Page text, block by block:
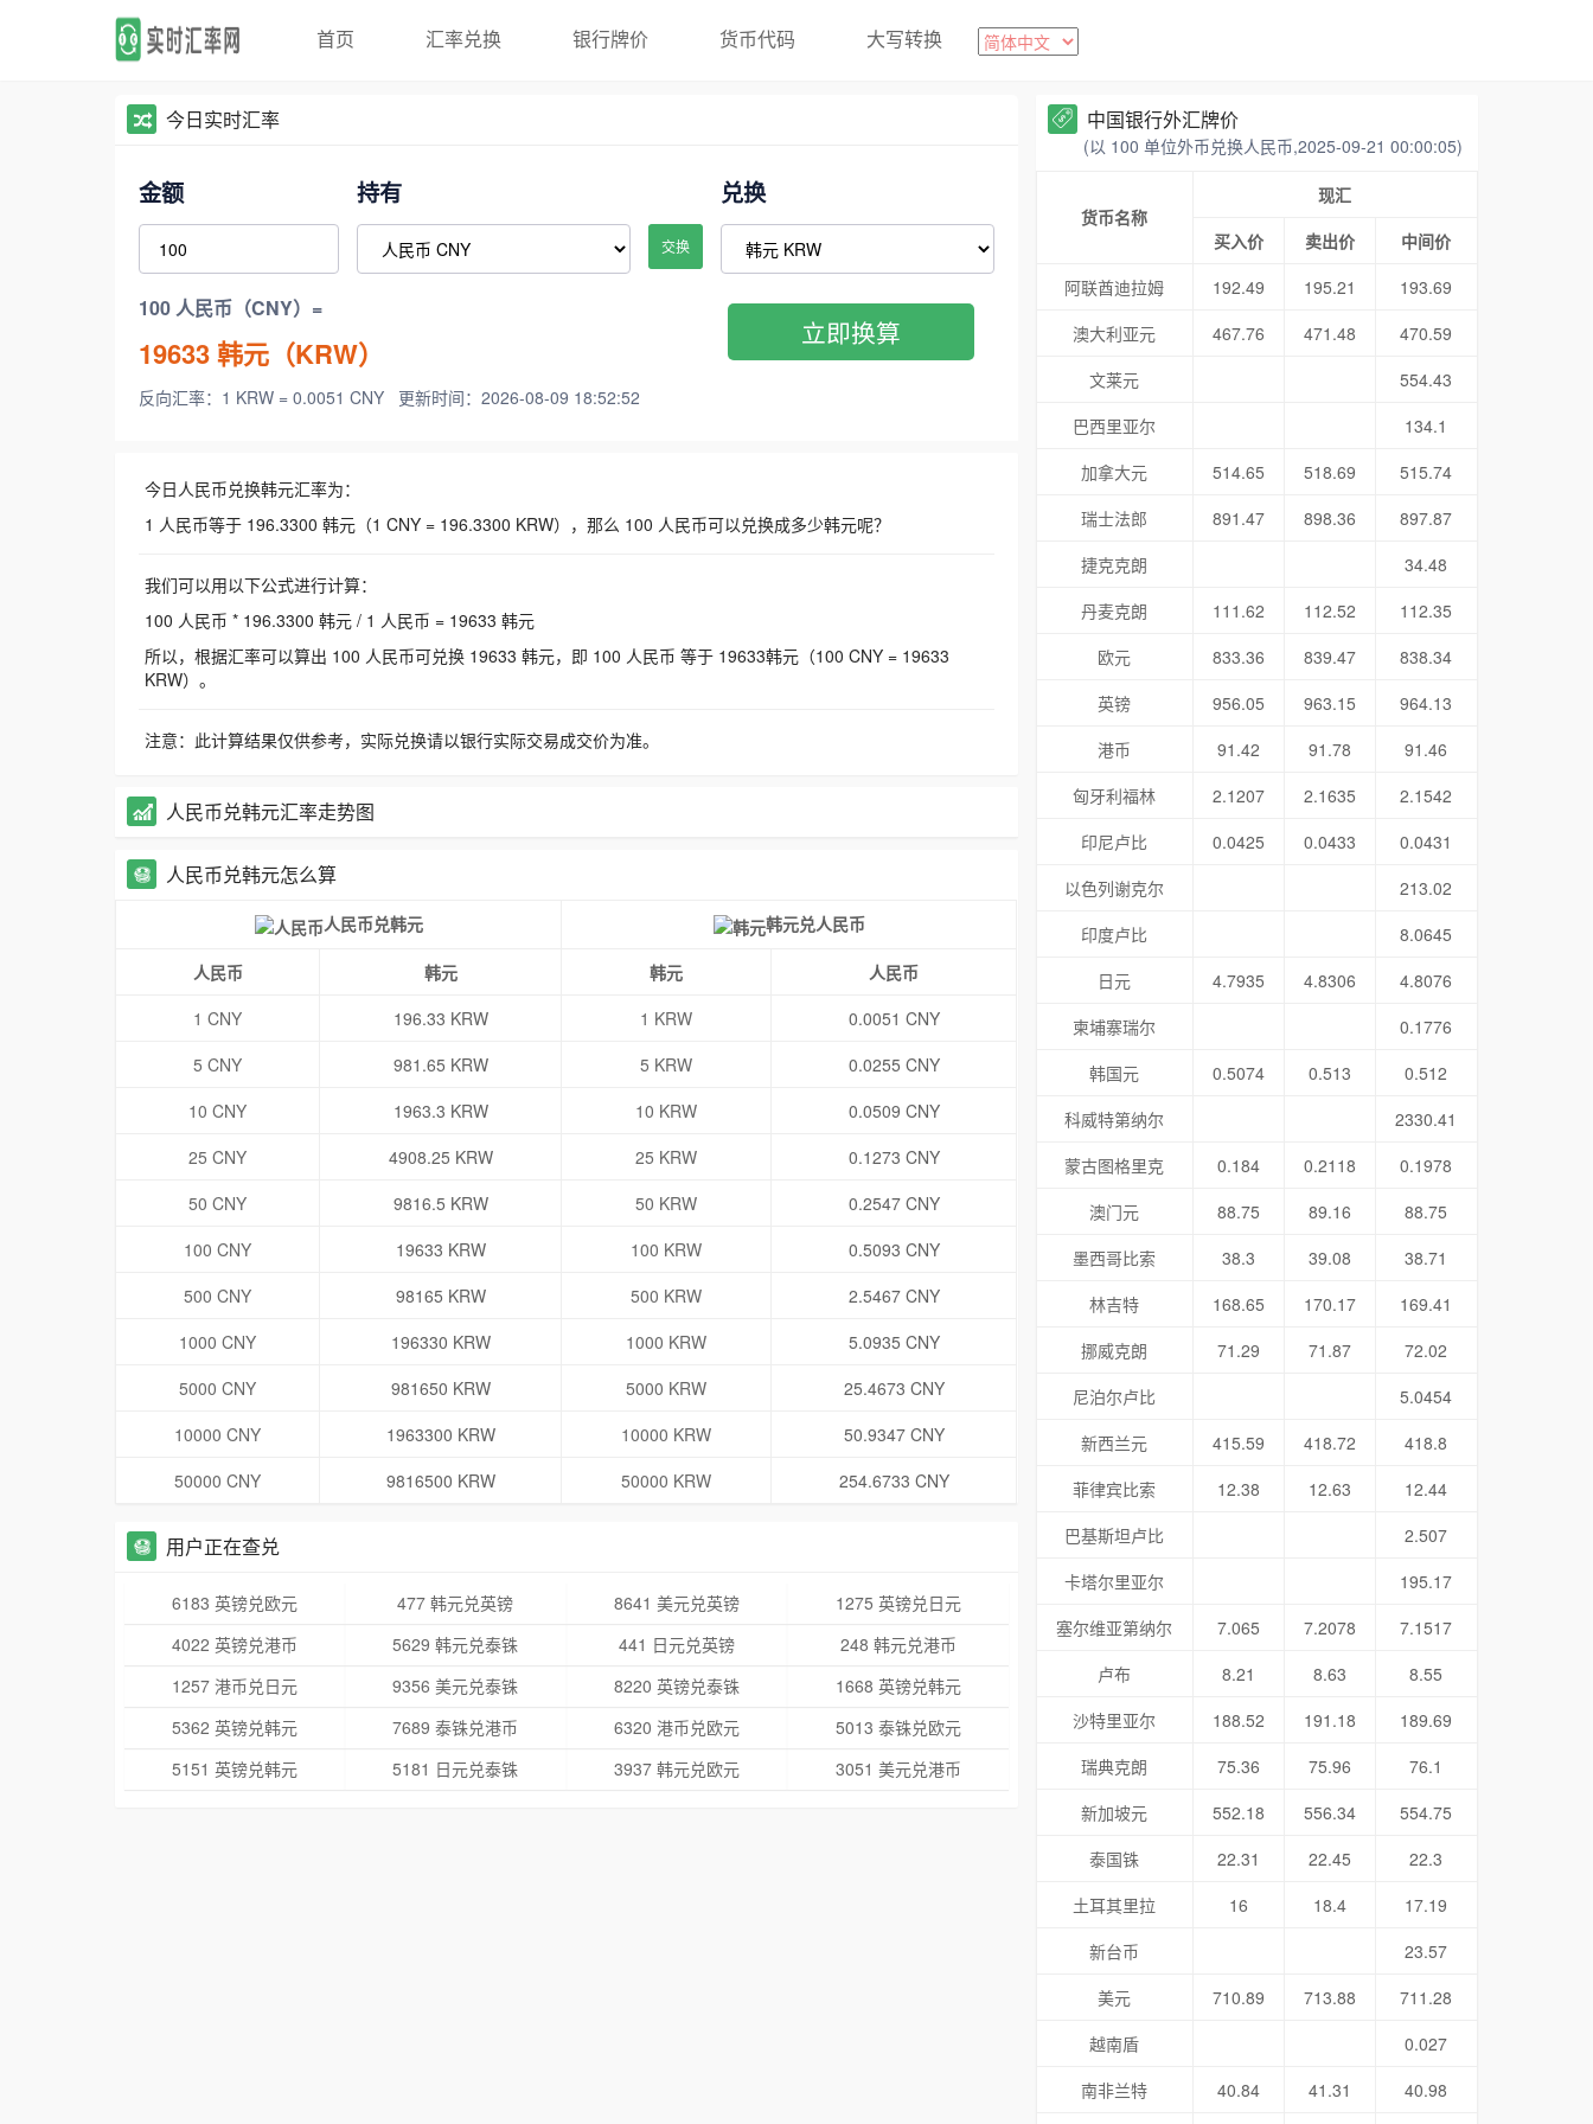
首页 汇率兑换 银行牌价 货币代码 大写转换
今日实时汇率
金额 持有
交换
兑换
100 人民币（CNY）=
19633韩元（KRW）
反向汇率：1 KRW = 0.0051 CNY 更新时间：2026-08-09 18:52:52
立即换算
今日人民币兑换韩元汇率为：
1 人民币等于 196.3300 韩元（1 CNY = 196.3300 KRW），那么 100 人民币可以兑换成多少韩元呢？
我们可以用以下公式进行计算：
100 人民币 * 196.3300 韩元 / 1 人民币 = 19633 韩元
所以，根据汇率可以算出 100 人民币可兑换 19633 韩元，即 100 人民币 等于 19633韩元（100 CNY = 19633
KRW）。
注意：此计算结果仅供参考，实际兑换请以银行实际交易成交价为准。
人民币兑韩元汇率走势图
人民币兑韩元怎么算
人民币兑韩元 韩元兑人民币
人民币 韩元 韩元
人民币
1 CNY
196.33 KRW 1 KRW
0.0051 CNY
5 CNY
981.65 KRW 5 KRW
0.0255 CNY
10 CNY
1963.3 KRW 10 KRW
0.0509 CNY
25 CNY
4908.25 KRW 25 KRW
0.1273 CNY
50 CNY
9816.5 KRW 50 KRW
0.2547 CNY
100 CNY
19633 KRW 100 KRW
0.5093 CNY
500 CNY
98165 KRW 500 KRW
2.5467 CNY
1000 CNY
196330 KRW 1000 KRW
5.0935 CNY
5000 CNY
981650 KRW 5000 KRW
25.4673 CNY
10000 CNY
1963300 KRW 10000 KRW
50.9347 CNY
50000 CNY
9816500 KRW 50000 KRW 254.6733 CNY
用户正在查兑
6183 英镑兑欧元 477 韩元兑英镑 8641 美元兑英镑
1275 英镑兑日元
4022 英镑兑港币
5629 韩元兑泰铢 441 日元兑英镑
248 韩元兑港币
1257 港币兑日元
9356 美元兑泰铢 8220 英镑兑泰铢
1668 英镑兑韩元
5362 英镑兑韩元
7689 泰铢兑港币 6320 港币兑欧元
5013 泰铢兑欧元
5151 英镑兑韩元
5181 日元兑泰铢 3937 韩元兑欧元 3051 美元兑港币
中国银行外汇牌价
(以 100 单位外币兑换人民币,2025-09-21 00:00:05)
货币名称
现汇
买入价
卖出价
中间价
阿联酋迪拉姆
192.49 195.21
193.69
澳大利亚元
467.76 471.48
470.59
文莱元
554.43
巴西里亚尔
134.1
加拿大元
514.65 518.69
515.74
瑞士法郎
891.47 898.36
897.87
捷克克朗
34.48
丹麦克朗
111.62 112.52
112.35
欧元
833.36 839.47
838.34
英镑
956.05 963.15
964.13
港币
91.42 91.78
91.46
匈牙利福林
2.1207 2.1635
2.1542
印尼卢比
0.0425 0.0433
0.0431
以色列谢克尔
213.02
印度卢比
8.0645
日元
4.7935 4.8306
4.8076
柬埔寨瑞尔
0.1776
韩国元
0.5074 0.513
0.512
科威特第纳尔
2330.41
蒙古图格里克
0.184 0.2118
0.1978
澳门元
88.75 89.16
88.75
墨西哥比索
38.3 39.08
38.71
林吉特
168.65 170.17
169.41
挪威克朗
71.29 71.87
72.02
尼泊尔卢比
5.0454
新西兰元
415.59 418.72
418.8
菲律宾比索
12.38 12.63
12.44
巴基斯坦卢比
2.507
卡塔尔里亚尔
195.17
塞尔维亚第纳尔
7.065 7.2078
7.1517
卢布
8.21 8.63
8.55
沙特里亚尔
188.52 191.18
189.69
瑞典克朗
75.36 75.96
76.1
新加坡元
552.18 556.34
554.75
泰国铢
22.31 22.45
22.3
土耳其里拉
16 18.4
17.19
新台币
23.57
美元
710.89 713.88
711.28
越南盾
0.027
南非兰特
40.84 41.31 40.98